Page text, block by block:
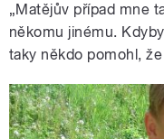
„Matějův případ mne
někomu jinému.
taky někdo pomohl, že